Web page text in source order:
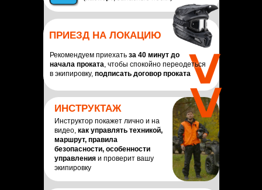
ИНСТРУКТАЖ
Инструктор покажет лично и на
видео, как управлять техникой,
маршрут, правила
безопасности, особенности
управления и проверит вашу
экипировку
>>
ПРИЕЗД НА ЛОКАЦИЮ
Рекомендуем приехать за 40 минут до
начала проката , чтобы спокойно переодеться
в экипировку, подписать договор проката